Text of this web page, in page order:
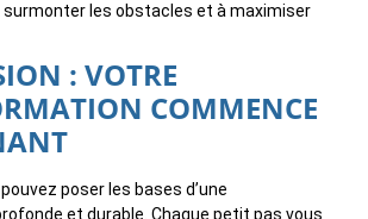
surmonter les obstacles et à maximiser
: VOTRE
COMMENCE
poser les bases d’une
et durable. Chaque petit pas vous